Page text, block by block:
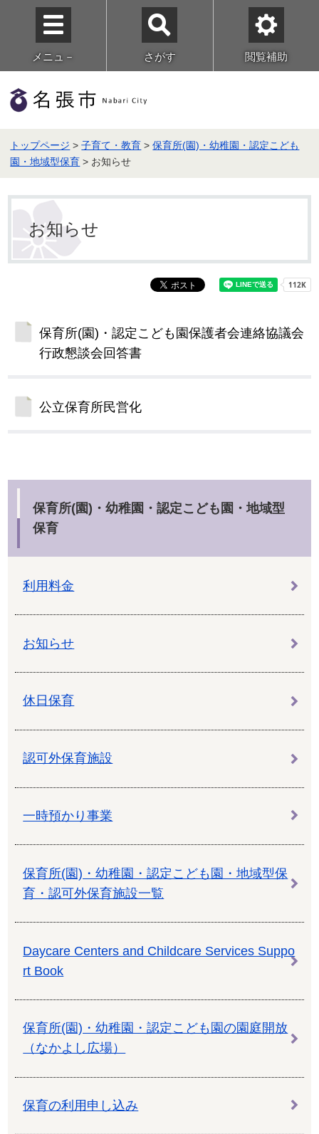
メニュ－ さがす 閲覧補助
トップページ >子育て・教育 >保育所(園)・幼稚園・認定こども
園・地域型保育 > お知らせ
お知らせ
保育所(園)・認定こども園保護者会連絡協議会
行政懇談会回答書
公立保育所民営化
保育所(園)・幼稚園・認定こども園・地域型
保育
利用料金
お知らせ
休日保育
認可外保育施設
一時預かり事業
保育所(園)・幼稚園・認定こども園・地域型保
育・認可外保育施設一覧
Daycare Centers and Childcare Services Suppo
rt Book
保育所(園)・幼稚園・認定こども園の園庭開放
（なかよし広場）
保育の利用申し込み